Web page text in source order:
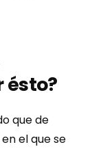
que de
el que se